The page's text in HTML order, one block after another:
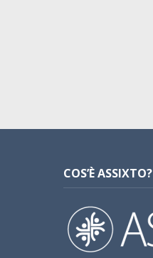
COS’È ASSIXTO?